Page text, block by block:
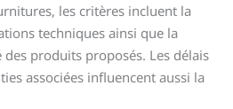
les critères incluent la
techniques ainsi que la
produits proposés. Les délais
associées influencent aussi la